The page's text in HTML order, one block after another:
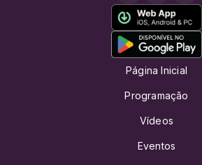
Página Inicial
Programação
Vídeos
Eventos